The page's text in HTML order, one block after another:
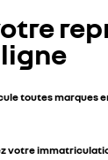
ligne
toutes marques
votre